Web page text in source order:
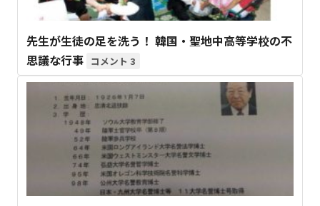
先生が生徒の足を洗う！ 韓国・聖地中高等学校の不
思議な行事
3